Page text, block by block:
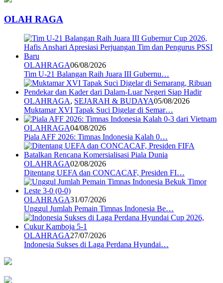
OLAH RAGA
OLAHRAGA06/08/2026
Tim U-21 Balangan Raih Juara III Gubernu…
OLAHRAGA, SEJARAH & BUDAYA05/08/2026
Muktamar XVI Tapak Suci Digelar di Semar…
OLAHRAGA04/08/2026
Piala AFF 2026: Timnas Indonesia Kalah 0…
OLAHRAGA02/08/2026
Ditentang UEFA dan CONCACAF, Presiden FI…
OLAHRAGA31/07/2026
Unggul Jumlah Pemain Timnas Indonesia Be…
OLAHRAGA27/07/2026
Indonesia Sukses di Laga Perdana Hyundai…